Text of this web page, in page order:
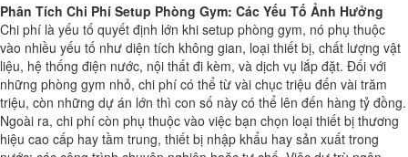
Phân Tích Chi Phí Setup Phòng Gym: Các Yếu Tố Ảnh Hưởng
Chi phí là yếu tố quyết định lớn khi setup phòng gym, nó phụ thuộc
vào nhiều yếu tố như diện tích không gian, loại thiết bị, chất lượng vật
liệu, hệ thống điện nước, nội thất đi kèm, và dịch vụ lắp đặt. Đối với
những phòng gym nhỏ, chi phí có thể từ vài chục triệu đến vài trăm
triệu, còn những dự án lớn thì con số này có thể lên đến hàng tỷ đồng.
Ngoài ra, chi phí còn phụ thuộc vào việc bạn chọn loại thiết bị thương
hiệu cao cấp hay tầm trung, thiết bị nhập khẩu hay sản xuất trong